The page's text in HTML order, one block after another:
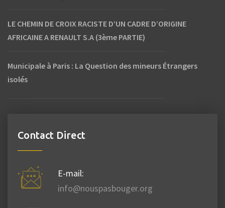
LE CHEMIN DE CROIX RACISTE D’UN CADRE D’ORIGINE
AFRICAINE A RENAULT S.A (3ème PARTIE)
Municipale à Paris : La Question des mineurs Étrangers
isolés
Contact Direct
E-mail:
info@nouspasbouger.org